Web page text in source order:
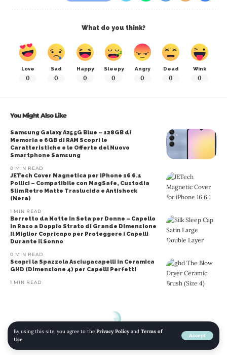
By using this site, you agree to the Privacy Policyand Terms of
Use.
Accept
What do you think?
Love
0
Sad
0
Happy
0
Sleepy
0
Angry
0
Dead
0
Wink
0
You Might Also Like
Samsung Galaxy A25 5G Blue – 128GB di
Memoria e 6GB di RAM Scopri le
Caratteristiche e le Offerte del Nuovo
Smartphone Samsung
0 MIN READ
JETech Cover Magnetica per iPhone 16 6.1
Pollici – Compatibile con MagSafe, Custodia
Slim Retro Matte Traslucida e Antishock
(Nera)
1 MIN READ
Berretto da Notte in Seta per Donne – Capello
in Raso a Doppio Strato di Grande Dimensione
Il Miglior Copricapo per Proteggere i Capelli
Durante il Sonno
0 MIN READ
Scopri la Spazzola Asciugacapelli in Ceramica
GHD (Dimensione 4) per Capelli Perfetti
1 MIN READ